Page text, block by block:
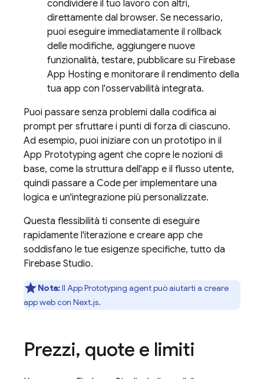
condividere il tuo lavoro con altri,
direttamente dal browser. Se necessario,
puoi eseguire immediatamente il rollback
delle modifiche, aggiungere nuove
funzionalità, testare, pubblicare su Firebase
App Hosting e monitorare il rendimento della
tua app con l'osservabilità integrata.
Puoi passare senza problemi dalla codifica ai
prompt per sfruttare i punti di forza di ciascuno.
Ad esempio, puoi iniziare con un prototipo in il
App Prototyping agent che copre le nozioni di
base, come la struttura dell'app e il flusso utente,
quindi passare a Code per implementare una
logica e un'integrazione più personalizzate.
Questa flessibilità ti consente di eseguire
rapidamente l'iterazione e creare app che
soddisfano le tue esigenze specifiche, tutto da
Firebase Studio.
Nota:IlApp Prototyping agentpuò aiutarti a creare
app web con Next.js.
Prezzi, quote e limiti